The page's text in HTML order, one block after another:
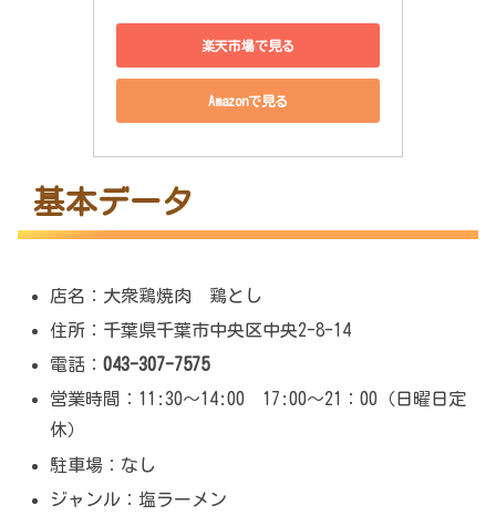
楽天市場で見る
Amazonで見る
基本データ
店名：大衆鶏焼肉 鶏とし
住所：千葉県千葉市中央区中央2-8-14
電話：043-307-7575
営業時間：11:30～14:00 17:00～21：00（日曜日定
休）
駐車場：なし
ジャンル：塩ラーメン